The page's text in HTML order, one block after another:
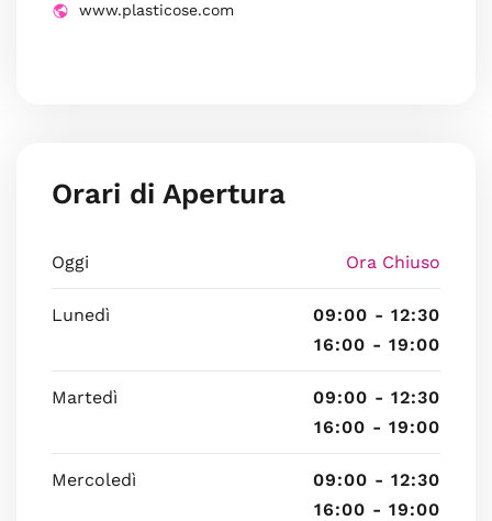
www.plasticose.com
Orari di Apertura
Oggi Ora Chiuso
Lunedì
09:00 - 12:30
16:00 - 19:00
Martedì
09:00 - 12:30
16:00 - 19:00
Mercoledì
09:00 - 12:30
16:00 - 19:00